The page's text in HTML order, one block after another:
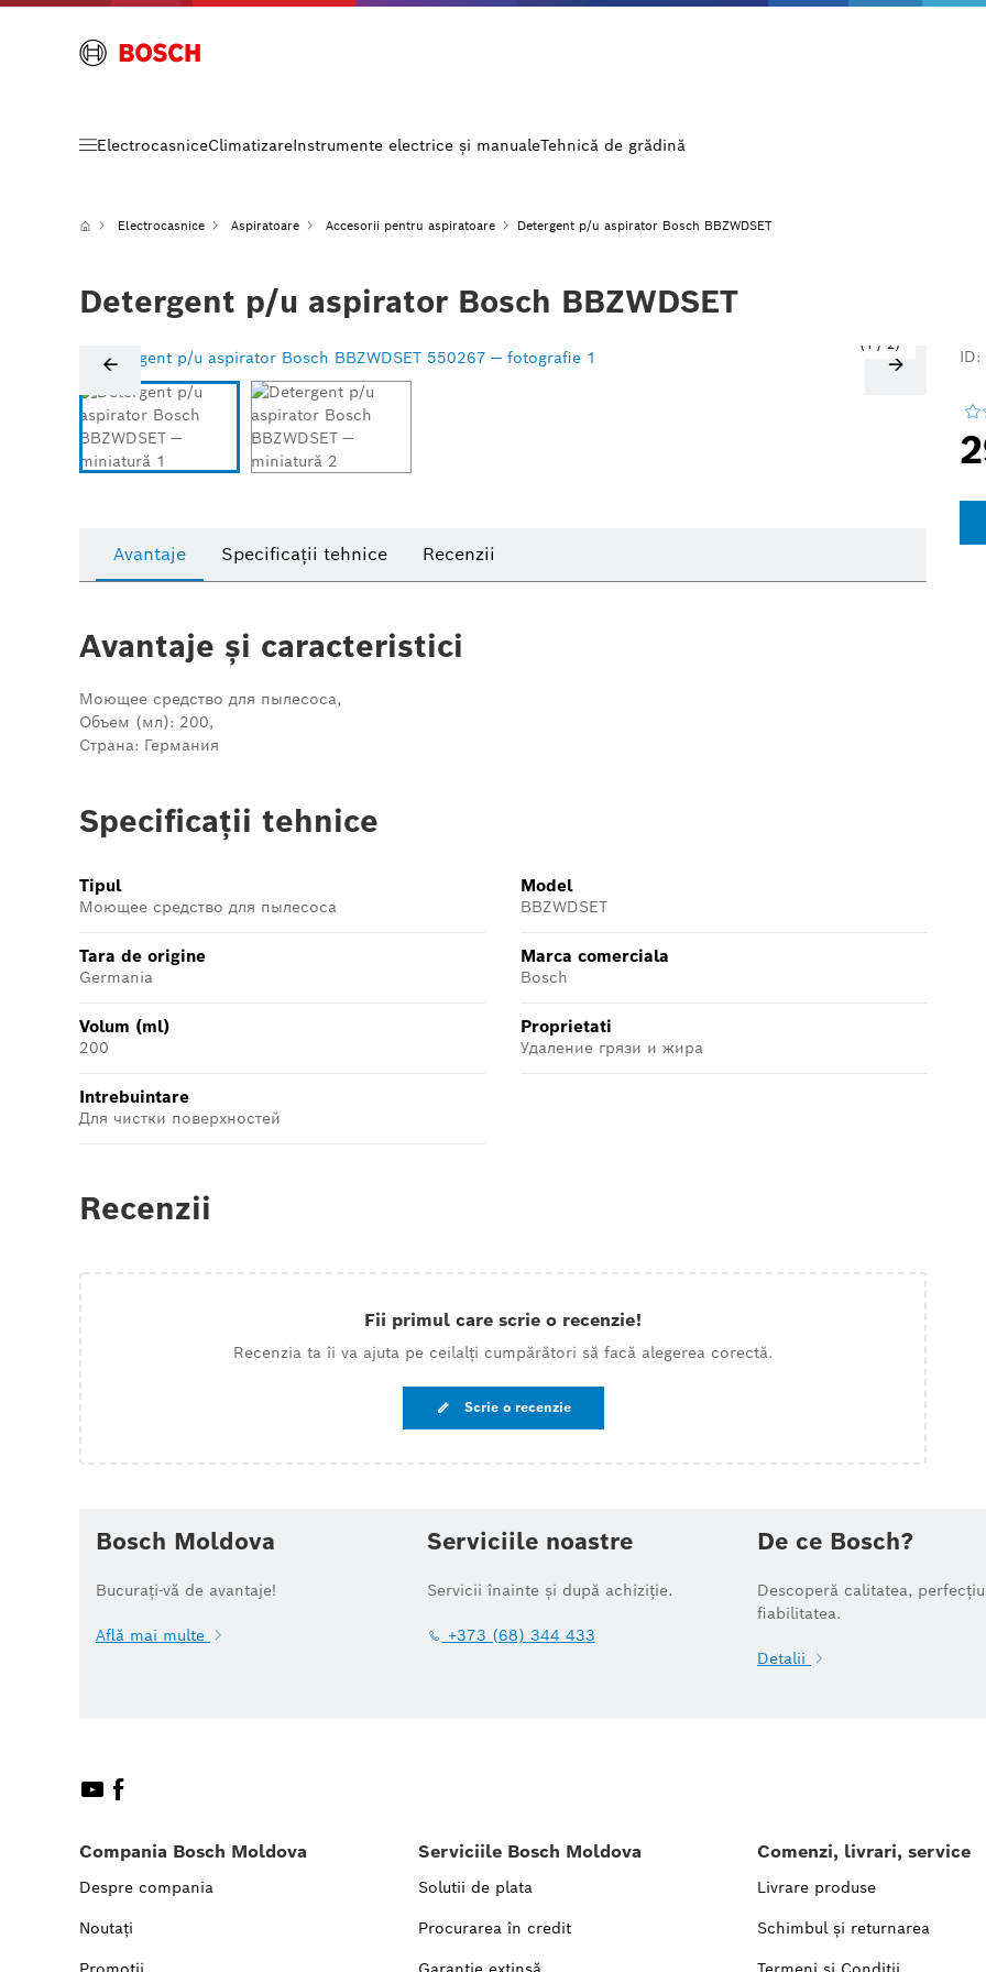
ElectrocasniceClimatizareInstrumente electrice și manualeTehnică de grădină
Electrocasnice Aspiratoare Accesorii pentru aspiratoare Detergent p/u aspirator Bosch BBZWDSET
Detergent p/u aspirator Bosch BBZWDSET
1 / 2
ID:
Avantaje Specificații tehnice Recenzii
Avantaje și caracteristici
Моющее средство для пылесоса,
Объем (мл): 200,
Страна: Германия
Specificații tehnice
Tipul
Моющее средство для пылесоса
Model
BBZWDSET
Tara de origine
Germania
Marca comerciala
Bosch
Volum (ml)
200
Proprietati
Удаление грязи и жира
Intrebuintare
Для чистки поверхностей
Recenzii
Fii primul care scrie o recenzie!
Recenzia ta îi va ajuta pe ceilalți cumpărători să facă alegerea corectă.
Scrie o recenzie
Bosch Moldova
Bucurați-vă de avantaje!
Află mai multe
Serviciile noastre
Servicii înainte și după achiziție.
+373 (68) 344 433
De ce Bosch?
Descoperă calitatea,
fiabilitatea.
Detalii
Compania Bosch Moldova
Despre compania
Noutați
Serviciile Bosch Moldova
Solutii de plata
Procurarea în credit
Comenzi, livrari, service
Livrare produse
Schimbul și returnarea